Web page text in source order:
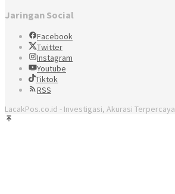
Jaringan Social
Facebook
Twitter
Instagram
Youtube
Tiktok
RSS
LacakPos.co.id - Investigasi, Akurasi Terpercaya